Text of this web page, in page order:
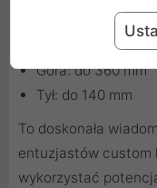
wodnego o dużych
Przód: do 420 mm
Góra: do 360 mm
Tył: do 140 mm
To doskonała
entuzjastów custom
wykorzystać